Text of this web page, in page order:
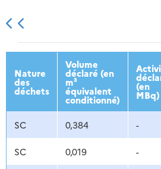
2013 2014
Nature
des
déchets
Volume
déclaré (en
m³
équivalent
conditionné)
(en
MBq)
SC 0,384 -
SC 0,019 -